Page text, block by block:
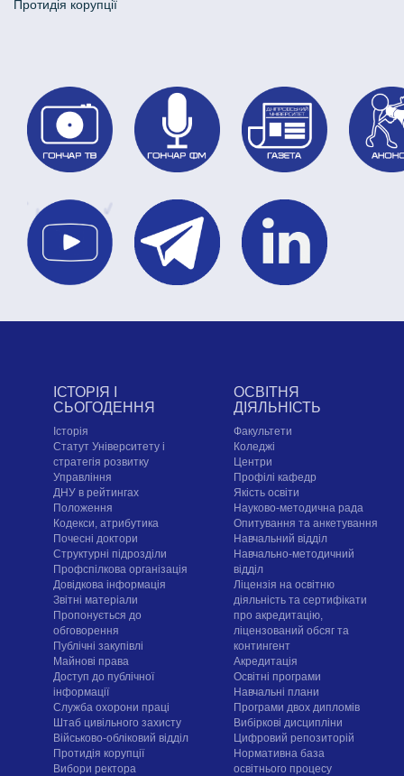
Протидія корупції
ІСТОРІЯ І
СЬОГОДЕННЯ
Історія
Статут Університету і
стратегія розвитку
Управління
ДНУ в рейтингах
Положення
Кодекси, атрибутика
Почесні доктори
Структурні підрозділи
Профспілкова організація
Довідкова інформація
Звітні матеріали
Пропонується до
обговорення
Публічні закупівлі
Майнові права
Доступ до публічної
інформації
Служба охорони праці
Штаб цивільного захисту
Військово-обліковий відділ
Протидія корупції
Вибори ректора
ОСВІТНЯ
ДІЯЛЬНІСТЬ
Факультети
Коледжі
Центри
Профілі кафедр
Якість освіти
Науково-методична рада
Опитування та анкетування
Навчальний відділ
Навчально-методичний
відділ
Ліцензія на освітню
діяльність та сертифікати
про акредитацію,
ліцензований обсяг та
контингент
Акредитація
Освітні програми
Навчальні плани
Програми двох дипломів
Вибіркові дисципліни
Цифровий репозиторій
Нормативна база
освітнього процесу